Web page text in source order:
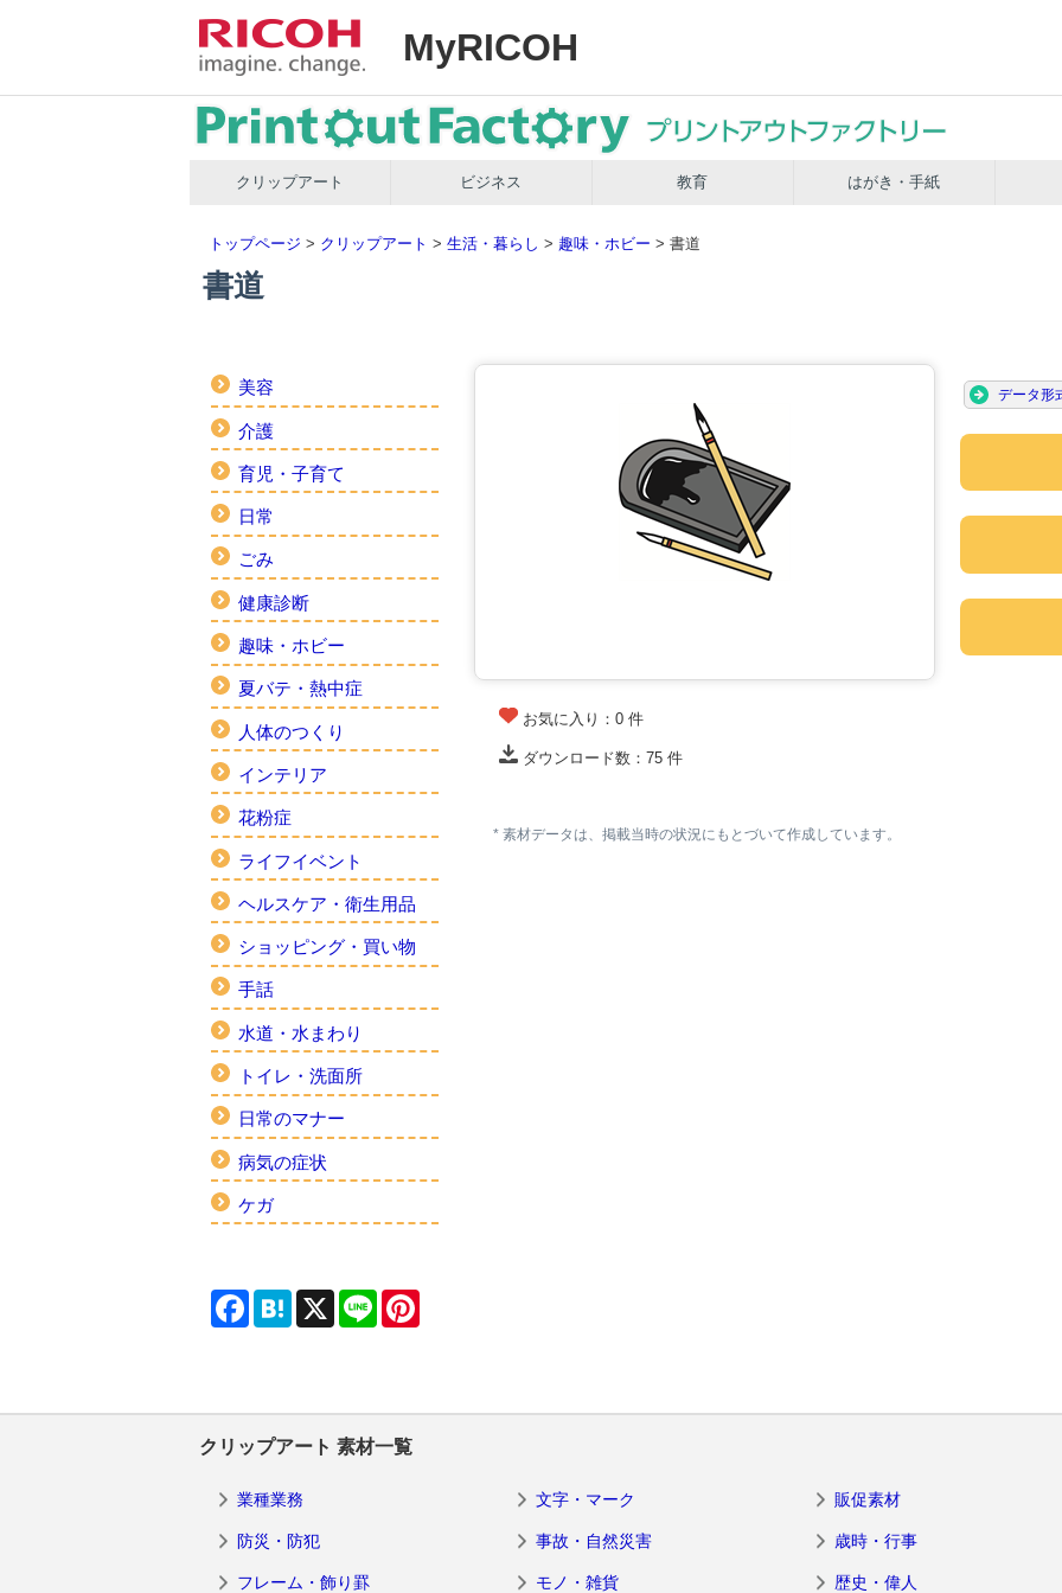
MyRICOH
クリップアート ビジネス 教育 はがき・手紙
トップページ > クリップアート > 生活・暮らし > 趣味・ホビー > 書道
書道
美容
介護
育児・子育て
日常
ごみ
健康診断
趣味・ホビー
夏バテ・熱中症
人体のつくり
インテリア
花粉症
ライフイベント
ヘルスケア・衛生用品
ショッピング・買い物
手話
水道・水まわり
トイレ・洗面所
日常のマナー
病気の症状
ケガ
データ形
お気に入り：0 件
ダウンロード数：75 件
* 素材データは、掲載当時の状況にもとづいて作成しています。
FacebookHatenaX Line
クリップアート 素材一覧
業種業務 文字・マーク 販促素材
防災・防犯 事故・自然災害 歳時・行事
フレーム・飾り罫 モノ・雑貨 歴史・偉人